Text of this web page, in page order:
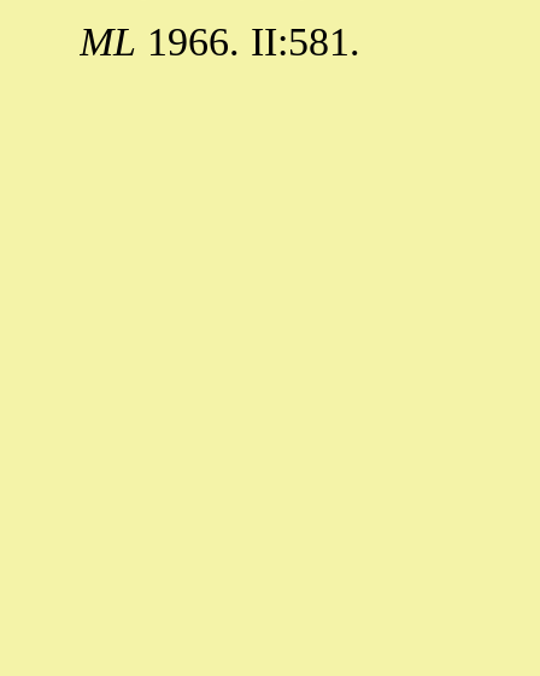
ML 1966. II:581.